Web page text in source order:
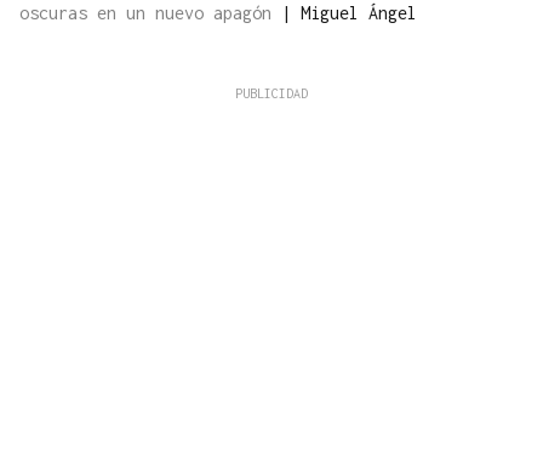
oscuras en un nuevo apagón
| Miguel Ángel